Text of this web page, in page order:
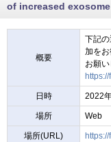
of increased
概要
下記
加を
お願
日時 2022
場所 Web
場所(URL)